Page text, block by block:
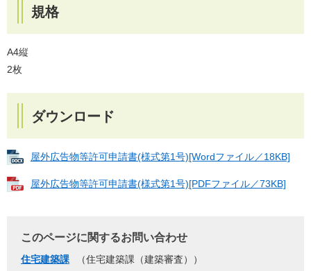
規格
A4縦
2枚
ダウンロード
屋外広告物等許可申請書(様式第1号)[Wordファイル／18KB]
屋外広告物等許可申請書(様式第1号)[PDFファイル／73KB]
このページに関するお問い合わせ
住宅建築課
住宅建築課（建築審査）